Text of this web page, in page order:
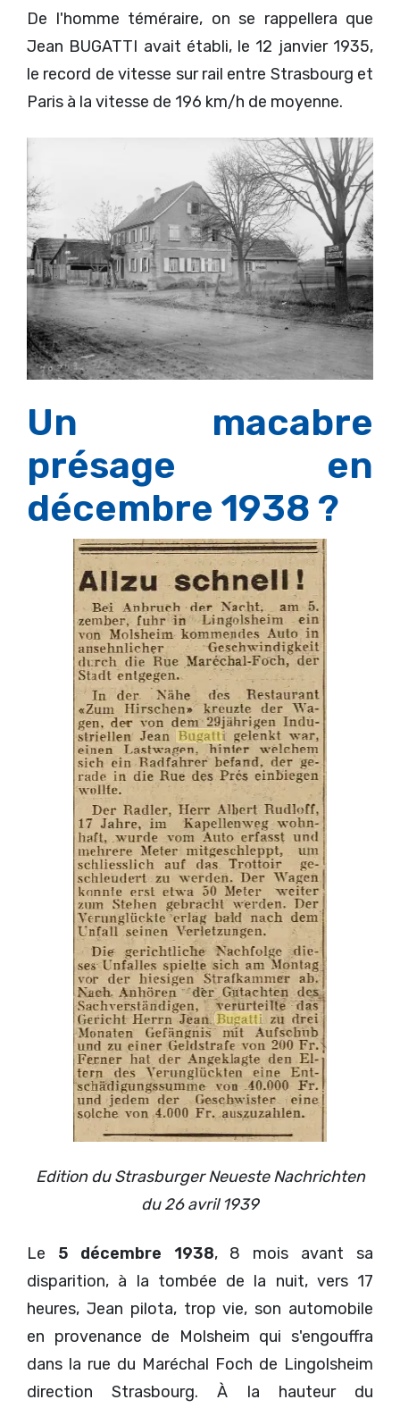
De l'homme téméraire, on se rappellera que
Jean BUGATTI avait établi, le 12 janvier 1935,
le record de vitesse sur rail entre Strasbourg et
Paris à la vitesse de 196 km/h de moyenne.
Un macabre
présage en
décembre 1938 ?
Edition du Strasburger Neueste Nachrichten
du 26 avril 1939
Le 5 décembre 1938, 8 mois avant sa
disparition, à la tombée de la nuit, vers 17
heures, Jean pilota, trop vie, son automobile
en provenance de Molsheim qui s'engouffra
dans la rue du Maréchal Foch de Lingolsheim
direction Strasbourg. À la hauteur du